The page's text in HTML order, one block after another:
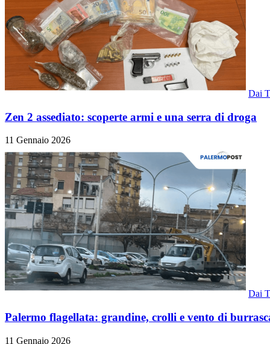
Dai
Zen 2 assediato: scoperte armi e una serra di droga
11 Gennaio 2026
Dai
Palermo flagellata: grandine, crolli e vento di
11 Gennaio 2026